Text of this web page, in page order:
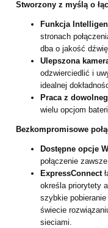
Stworzony z myślą o
Funkcja
stronach
dba o jakość
Ulepszona
odzwierciedlić i
idealnej
Praca z
wielu opcjom
Bezkompromisowe
Dostępne opcje
połączenie
ExpressConnect
określa priorytety
szybkie
świecie
sieciami.